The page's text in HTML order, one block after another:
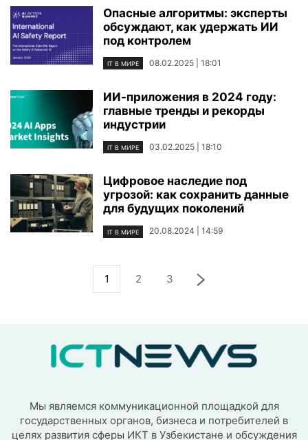
Опасные алгоритмы: эксперты
обсуждают, как удержать ИИ
под контролем
IT В МИРЕ 08.02.2025 | 18:01
ИИ-приложения в 2024 году:
главные тренды и рекорды
индустрии
IT В МИРЕ 03.02.2025 | 18:10
Цифровое наследие под
угрозой: как сохранить данные
для будущих поколений
IT В МИРЕ 20.08.2024 | 14:59
1 2 3
Мы являемся коммуникационной площадкой для
государственных органов, бизнеса и потребителей в
целях развития сферы ИКТ в Узбекистане и обсуждения